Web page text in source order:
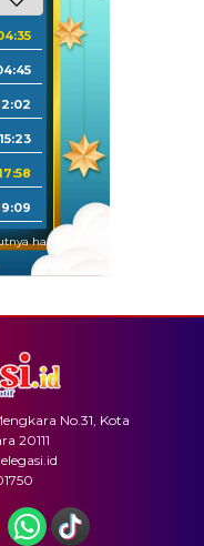
15:23
hari ini.
No.31, Kota
20111